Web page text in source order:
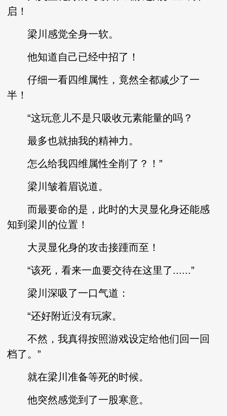
启！
梁川感觉全身一软。
他知道自己已经中招了！
仔细一看四维属性，竟然全都减少了一
半！
“这玩意儿不是只吸收元素能量的吗？
最多也就抽我的精神力。
怎么给我四维属性全削了？！”
梁川皱着眉说道。
而最要命的是，此时的大灵显化身还能感
知到梁川的位置！
大灵显化身的攻击接踵而至！
“该死，看来一血要交待在这里了......”
梁川深吸了一口气道：
“还好附近没有玩家。
不然，我真得按照游戏设定给他们回一回
档了。”
就在梁川准备等死的时候。
他突然感觉到了一股寒意。